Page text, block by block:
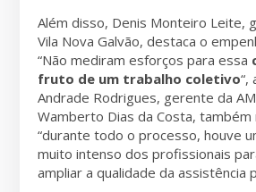
Além disso, Denis Monteiro Leite,
Vila Nova Galvão, destaca o
“Não mediram esforços para essa
fruto de um trabalho coletivo“,
Andrade Rodrigues, gerente da
Wamberto Dias da Costa,
“durante todo o processo, houve
muito intenso dos profissionais
ampliar a qualidade da assistência